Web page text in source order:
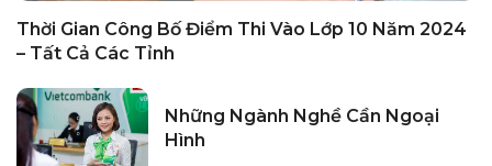
Thời Gian Công Bố Điểm Thi Vào Lớp 10 Năm 2024
– Tất Cả Các Tỉnh
Những Ngành Nghề Cần Ngoại
Hình